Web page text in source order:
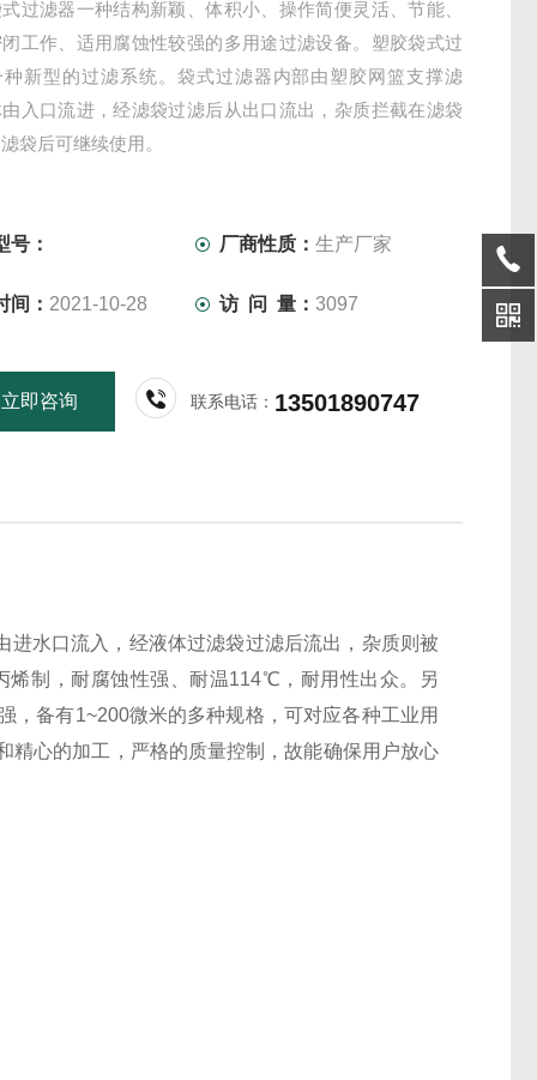
过滤器一种结构新颖、体积小、操作简便灵活、节能、
工作、适用腐蚀性较强的多用途过滤设备。塑胶袋式过
种新型的过滤系统。袋式过滤器内部由塑胶网篮支撑滤
入口流进，经滤袋过滤后从出口流出，杂质拦截在滤袋
袋后可继续使用。
号： 厂商性质：生产厂家
间： 2021-10-28 访 问 量：3097
立即咨询 联系电话： 13501890747
水口流入，经液体过滤袋过滤后流出，杂质则被
烯制，耐腐蚀性强、耐温114℃，耐用性出众。另
，备有1~200微米的多种规格，可对应各种工业用
精心的加工，严格的质量控制，故能确保用户放心